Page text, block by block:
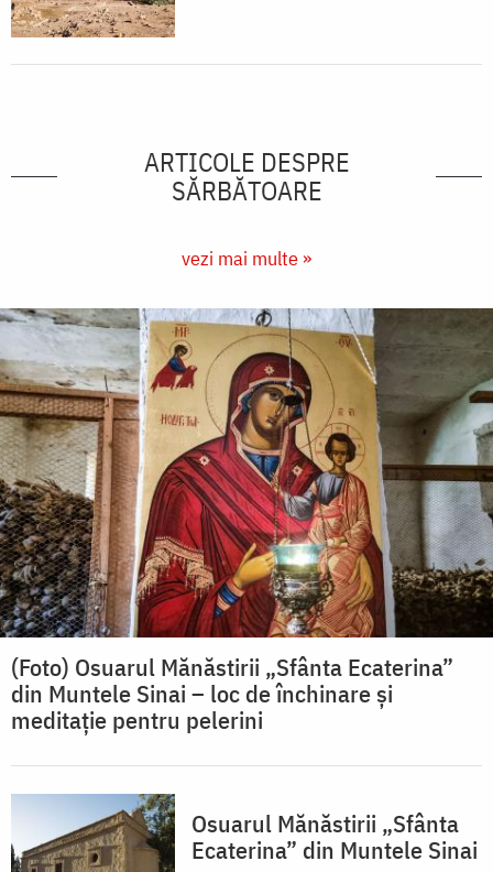
ARTICOLE DESPRE
SĂRBĂTOARE
vezi mai multe »
(Foto) Osuarul Mănăstirii „Sfânta Ecaterina”
din Muntele Sinai – loc de închinare și
meditație pentru pelerini
Osuarul Mănăstirii „Sfânta
Ecaterina” din Muntele Sinai